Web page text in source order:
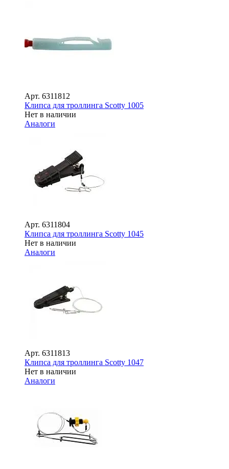
Арт. 6311812
Клипса для троллинга Scotty 1005
Нет в наличии
Аналоги
Арт. 6311804
Клипса для троллинга Scotty 1045
Нет в наличии
Аналоги
Арт. 6311813
Клипса для троллинга Scotty 1047
Нет в наличии
Аналоги